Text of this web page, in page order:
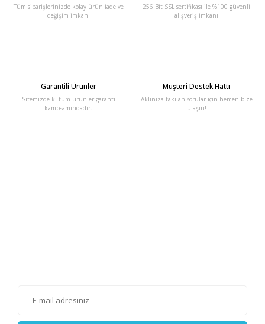
Tüm siparişlerinizde kolay ürün iade ve
değişim imkanı
256 Bit SSL sertifikası ile %100 güvenli
alışveriş imkanı
Garantili Ürünler
Sitemizde ki tüm ürünler garanti
kampsamındadır.
Müşteri Destek Hattı
Aklınıza takılan sorular için hemen bize
ulaşın!